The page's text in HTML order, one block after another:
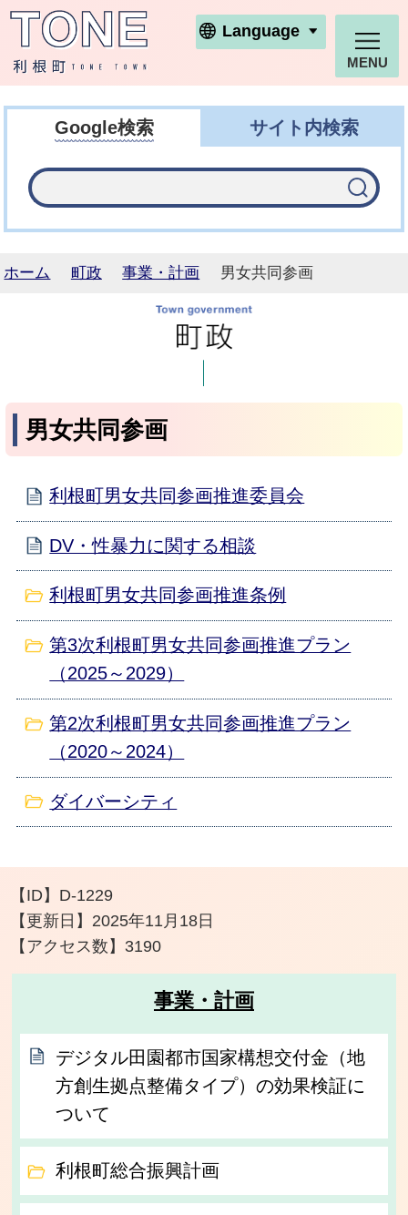
利根町ホームページ
Language
MENU
Google検索 サイト内検索
ホーム 町政 事業・計画 男女共同参画
男女共同参画
利根町男女共同参画推進委員会
DV・性暴力に関する相談
利根町男女共同参画推進条例
第3次利根町男女共同参画推進プラン
（2025～2029）
第2次利根町男女共同参画推進プラン
（2020～2024）
ダイバーシティ
【ID】 D-1229
【更新日】 2025年11月18日
【アクセス数】 3190
事業・計画
デジタル田園都市国家構想交付金（地
方創生拠点整備タイプ）の効果検証に
ついて
利根町総合振興計画